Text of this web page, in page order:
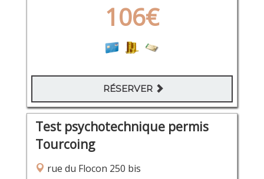
106€
RÉSERVER
Test psychotechnique permis
Tourcoing
rue du Flocon 250 bis